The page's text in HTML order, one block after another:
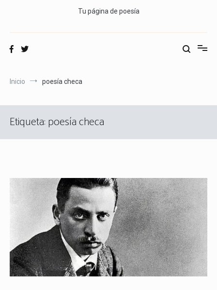
Tu página de poesía
Inicio poesía checa
Etiqueta:poesía checa